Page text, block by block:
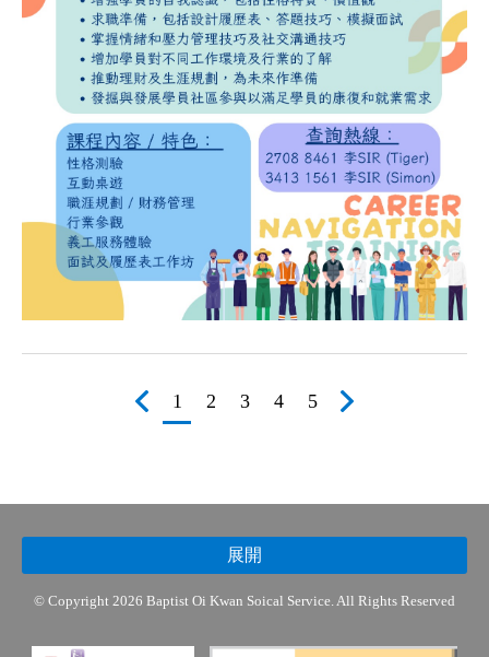
1 2 3 4 5
展開
© Copyright 2026 Baptist Oi Kwan Soical Service. All Rights Reserved